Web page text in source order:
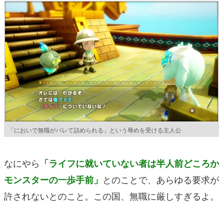
「においで無職がバレて詰められる」という辱めを受ける主人公
なにやら 「ライフに就いていない者は半人前どころか
モンスターの一歩手前」 とのことで、あらゆる要求が
許されないとのこと。この国、無職に厳しすぎるよ。